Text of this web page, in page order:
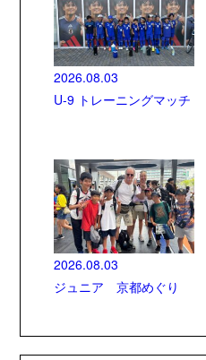
2026.08.03
U-9 トレーニングマッチ
2026.08.03
ジュニア 京都めぐり